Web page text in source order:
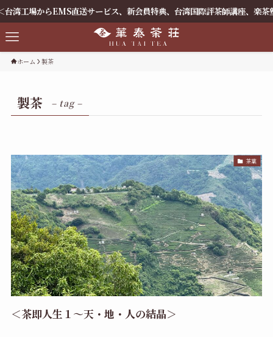
場からEMS直送サービス、新会員特典、台湾国際評茶師講座、楽茶塾＞
ホーム 製茶
製茶 – tag –
茶葉
＜茶即人生１〜天・地・人の結晶＞